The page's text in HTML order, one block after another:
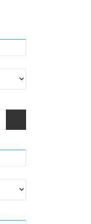
on Instagram
on YouTube